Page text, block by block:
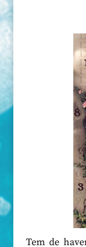
Tem de